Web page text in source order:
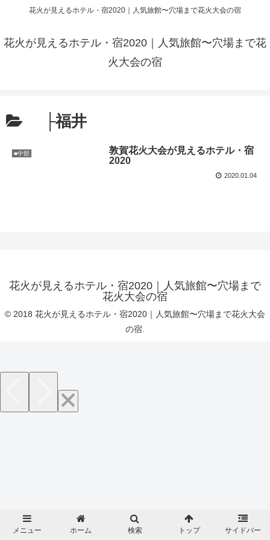
花火が見えるホテル・宿2020｜人気旅館〜穴場まで花火大会の宿
花火が見えるホテル・宿2020｜人気旅館〜穴場まで花
火大会の宿
├福井
■中部
敦賀花火大会が見えるホテル・宿
2020
2020.01.04
花火が見えるホテル・宿2020｜人気旅館〜穴場まで
花火大会の宿
© 2018 花火が見えるホテル・宿2020｜人気旅館〜穴場まで花火大会
の宿.
メニュー ホーム 検索 トップ サイドバー